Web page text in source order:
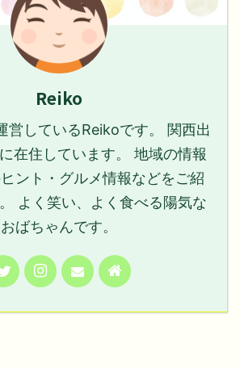
Reiko
営しているReikoです。 関西出
在住しています。 地域の情報
ント・グルメ情報などをご紹
よく笑い、よく食べる陽気な
おばちゃんです。